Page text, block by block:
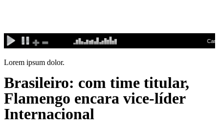
conteúdo
Lorem ipsum dolor.
Brasileiro: com time titular,
Flamengo encara vice-líder
Internacional